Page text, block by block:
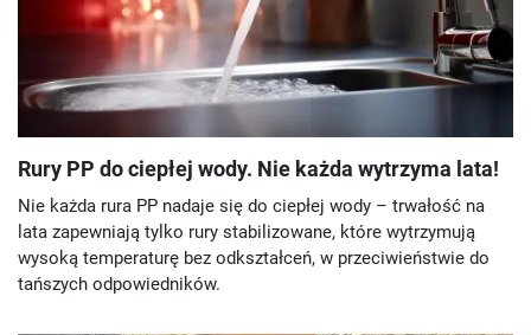
Rury PP do ciepłej wody. Nie każda wytrzyma lata!
Nie każda rura PP nadaje się do ciepłej wody – trwałość na
lata zapewniają tylko rury stabilizowane, które wytrzymują
wysoką temperaturę bez odkształceń, w przeciwieństwie do
tańszych odpowiedników.